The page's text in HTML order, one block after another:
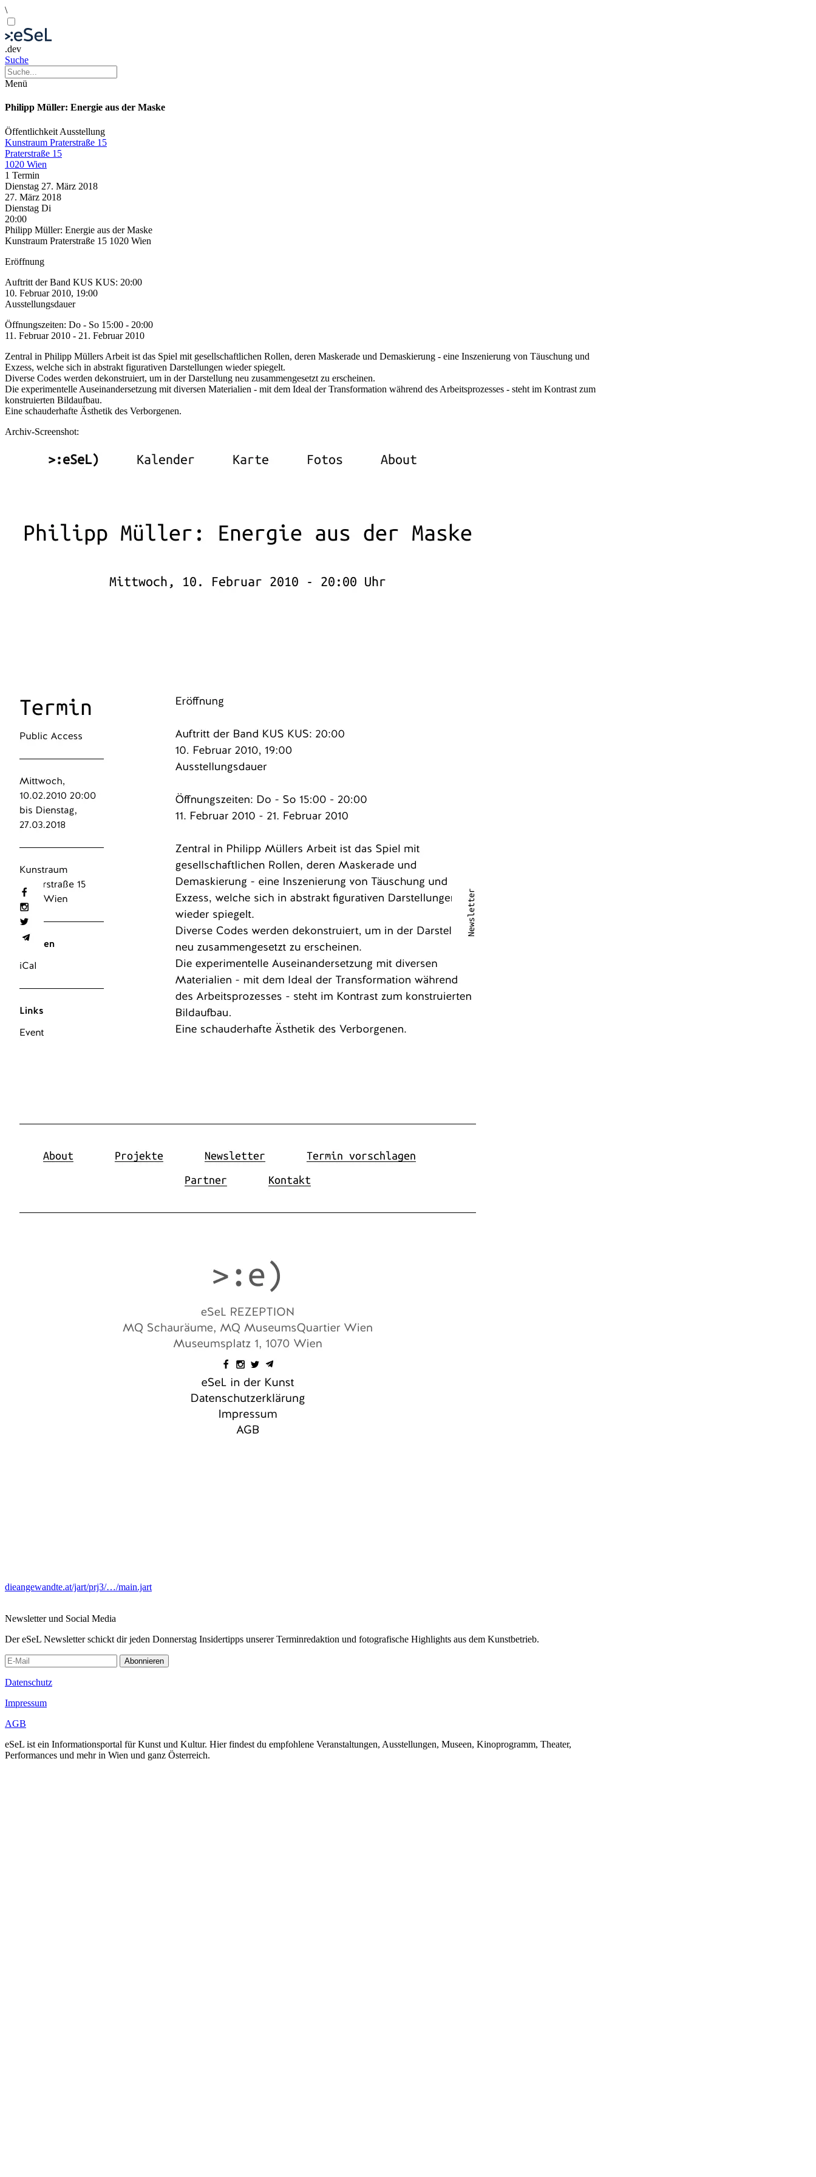
\
.dev
Suche
Menü
Philipp Müller: Energie aus der Maske
Öffentlichkeit Ausstellung
Kunstraum Praterstraße 15
Praterstraße 15
1020 Wien
1 Termin
Dienstag 27. März 2018
27. März 2018
Dienstag Di
20:00
Philipp Müller: Energie aus der Maske
Kunstraum Praterstraße 15 1020 Wien
Eröffnung
Auftritt der Band KUS KUS: 20:00
10. Februar 2010, 19:00
Ausstellungsdauer
Öffnungszeiten: Do - So 15:00 - 20:00
11. Februar 2010 - 21. Februar 2010
Zentral in Philipp Müllers Arbeit ist das Spiel mit gesellschaftlichen Rollen, deren Maskerade und Demaskierung - eine Inszenierung von Täuschung und
Exzess, welche sich in abstrakt figurativen Darstellungen wieder spiegelt.
Diverse Codes werden dekonstruiert, um in der Darstellung neu zusammengesetzt zu erscheinen.
Die experimentelle Auseinandersetzung mit diversen Materialien - mit dem Ideal der Transformation während des Arbeitsprozesses - steht im Kontrast zum
konstruierten Bildaufbau.
Eine schauderhafte Ästhetik des Verborgenen.
Archiv-Screenshot:
dieangewandte.at/jart/prj3/…/main.jart
Newsletter und Social Media
Der eSeL Newsletter schickt dir jeden Donnerstag Insidertipps unserer Terminredaktion und fotografische Highlights aus dem Kunstbetrieb.
Abonnieren
Datenschutz
Impressum
AGB
eSeL ist ein Informationsportal für Kunst und Kultur. Hier findest du empfohlene Veranstaltungen, Ausstellungen, Museen, Kinoprogramm, Theater,
Performances und mehr in Wien und ganz Österreich.